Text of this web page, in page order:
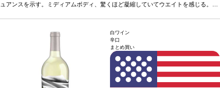
ク・シュリンプ添えなどと好相性葡萄品種シラー、グルナッシュ、サンジョヴェ
ュアンスを示す。ミディアムボディ、驚くほど凝縮していてウエイトを感じる。熟
ク・シュリンプ添えなどと好相性
葡萄品種シラー、グルナッシュ、サンジョヴェ
白ワイン
辛口
まとめ買い